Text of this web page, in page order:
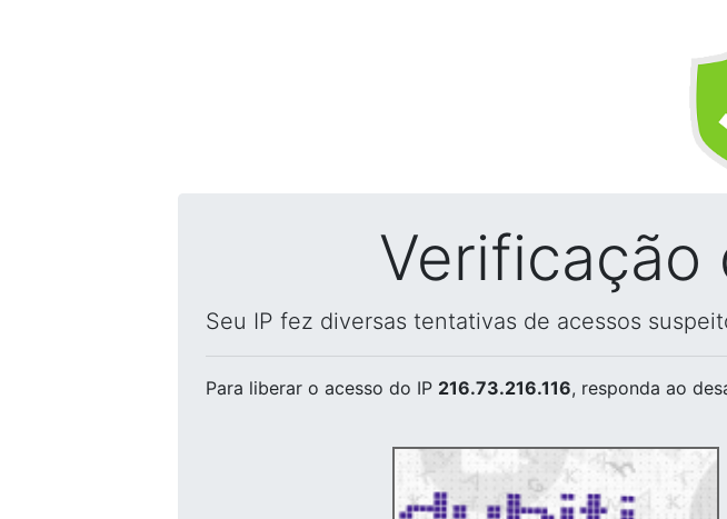
Verificação
Seu IP fez diversas tentativas de acessos
Para liberar o acesso do IP 216.73.216.116, responda ao